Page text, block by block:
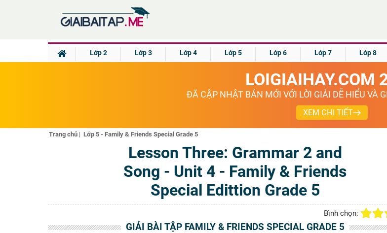
Lớp 2 Lớp 3 Lớp 4 Lớp 5 Lớp 6 Lớp 7 Lớp 8
LOIGIAIHAY.COM
ĐÃ CẬP NHẬT BẢN MỚI VỚI LỜI GIẢI DỄ HIỂU VÀ
XEM CHI TIẾT
Trang chủ| Lớp 5 - Family & Friends Special Grade 5
Lesson Three: Grammar 2 and
Song - Unit 4 - Family & Friends
Special Edittion Grade 5
Bình chọn:
GIẢI BÀI TẬP FAMILY & FRIENDS SPECIAL GRADE 5